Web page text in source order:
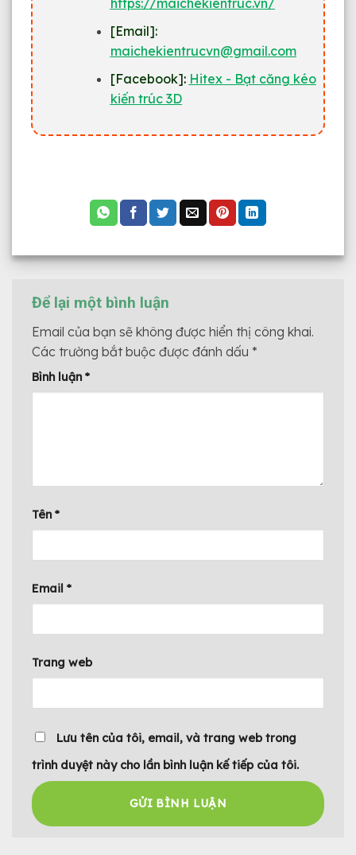
https://maichekientruc.vn/
[Email]:
maichekientrucvn@gmail.com
[Facebook]: Hitex - Bạt căng kéo
kiến trúc 3D
Để lại một bình luận
Email của bạn sẽ không được hiển thị công khai.
Các trường bắt buộc được đánh dấu *
Bình luận *
Tên *
Email *
Trang web
Lưu tên của tôi, email, và trang web trong
trình duyệt này cho lần bình luận kế tiếp của tôi.